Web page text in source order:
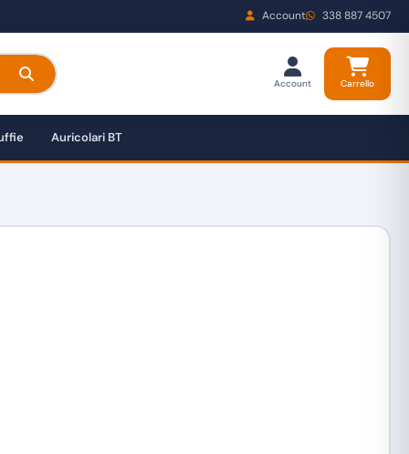
Account 338 887 4507
Account Carrello
Auricolari BT